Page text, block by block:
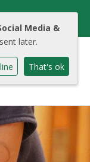
Media &
later.
That's ok